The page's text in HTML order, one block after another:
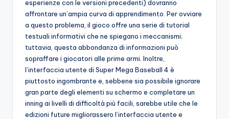
esperienze con le versioni precedenti) dovranno
affrontare un’ampia curva di apprendimento. Per ovviare
a questo problema, il gioco offre una serie di tutorial
testuali informativi che ne spiegano i meccanismi;
tuttavia, questa abbondanza di informazioni può
sopraffare i giocatori alle prime armi. Inoltre,
l’interfaccia utente di Super Mega Baseball 4 è
piuttosto ingombrante e, sebbene sia possibile ignorare
gran parte degli elementi su schermo e completare un
inning ai livelli di difficoltà più facili, sarebbe utile che le
edizioni future migliorassero l’interfaccia utente e